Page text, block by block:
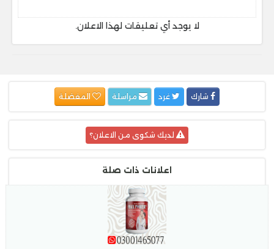
لا يوجد أي تعليقات لهذا الاعلان.
شارك غرد المفضلة
لديك شكوى من الاعلان؟
اعلانات ذات صلة